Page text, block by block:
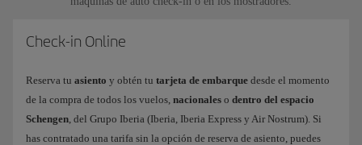
Check-in Online
Reserva tu asiento y obtén tu tarjeta de embarque desde el momento
de la compra de todos los vuelos, nacionales o dentro del espacio
Schengen, del Grupo Iberia (Iberia, Iberia Express y Air Nostrum). Si
has contratado una tarifa sin la opción de reserva de asiento, puedes